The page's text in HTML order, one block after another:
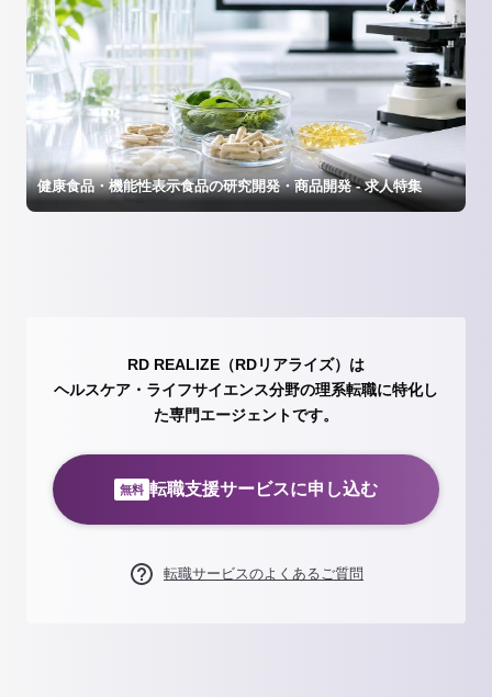
健康食品・機能性表示食品の研究開発・商品開発 - 求人特集
RD REALIZE（RDリアライズ）は
ヘルスケア・ライフサイエンス分野の理系転職に特化し
た専門エージェントです。
無料 転職支援サービスに申し込む
転職サービスのよくあるご質問